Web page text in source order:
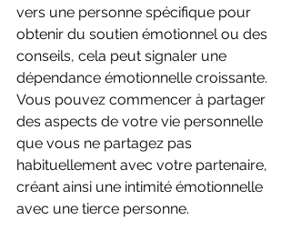
vers une personne spécifique pour
obtenir du soutien émotionnel ou des
conseils, cela peut signaler une
dépendance émotionnelle croissante.
Vous pouvez commencer à partager
des aspects de votre vie personnelle
que vous ne partagez pas
habituellement avec votre partenaire,
créant ainsi une intimité émotionnelle
avec une tierce personne.